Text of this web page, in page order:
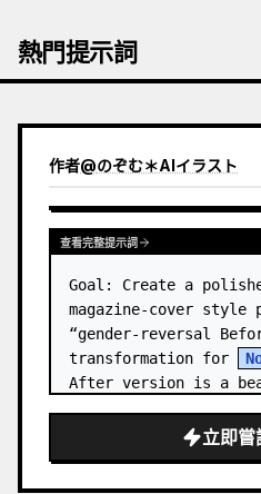
熱門提示詞
作者@のぞむ＊AIイラスト
查看完整提示詞
Goal: Create a
magazine-cover style
“gender-reversal
transformation for
After version is a
立即嘗